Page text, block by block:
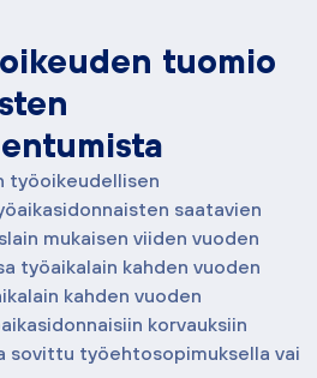
tuomio
työoikeudellisen
saatavien
mukaisen viiden vuoden
työaikalain kahden vuoden
kahden vuoden
korvauksiin
sovittu työehtosopimuksella vai